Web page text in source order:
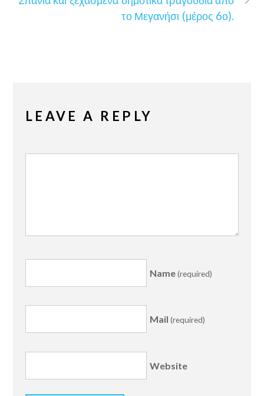
το Μεγανήσι (μέρος 6ο).
LEAVE A REPLY
Name(required)
Mail (required)
Website